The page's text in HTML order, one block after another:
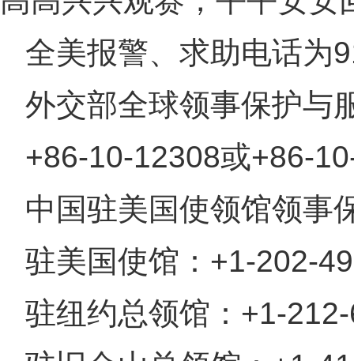
全美报警、求助电话为
外交部全球领事保护与
+86-10-12308或+86-
中国驻美国使领馆领事
驻美国使馆：+1-202-
驻纽约总领馆：+1-